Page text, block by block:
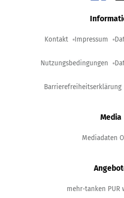
Kontakt Impressum
Nutzungsbedingungen
Barrierefreiheitserklärung
Media
Mediadaten
mehr-tanken PUR